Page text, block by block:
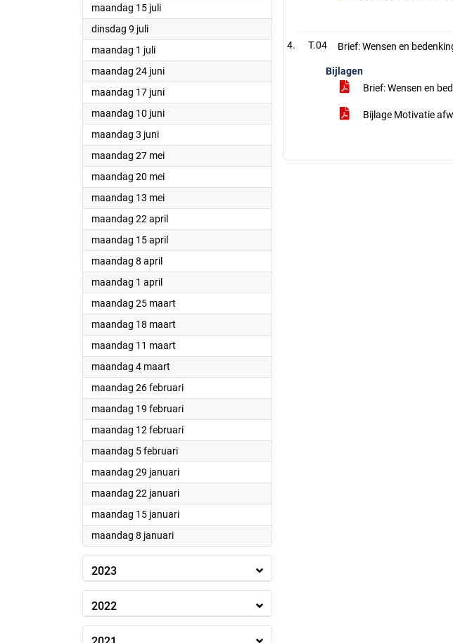
maandag 15 juli2024
dinsdag 9 juli2024
maandag 1 juli2024
maandag 24 juni2024
maandag 17 juni2024
maandag 10 juni2024
maandag 3 juni2024
maandag 27 mei2024
maandag 20 mei2024
maandag 13 mei2024
maandag 22 april2024
maandag 15 april2024
maandag 8 april2024
maandag 1 april2024
maandag 25 maart
maandag 18 maart
maandag 11 maart
maandag 4 maart
maandag 26 februari2024
maandag 19 februari2024
maandag 12 februari2024
maandag 5 februari2024
maandag 29 januari2024
maandag 22 januari2024
maandag 15 januari2024
maandag 8 januari2024
2023
2022
T.04 Brief: Wensen en
Bijlagen
Brief: Wensen en
Bijlage Motivatie